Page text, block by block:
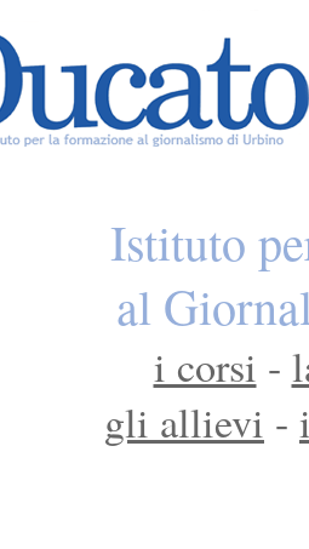
Istituto
al
i corsi -
gli allievi -